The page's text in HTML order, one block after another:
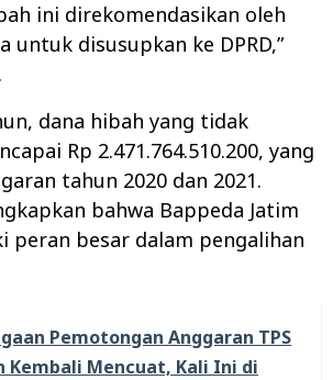
ini direkomendasikan oleh
untuk disusupkan ke DPRD,”
dana hibah yang tidak
Rp 2.471.764.510.200, yang
tahun 2020 dan 2021.
bahwa Bappeda Jatim
peran besar dalam pengalihan
Pemotongan Anggaran TPS
Kembali Mencuat, Kali Ini di